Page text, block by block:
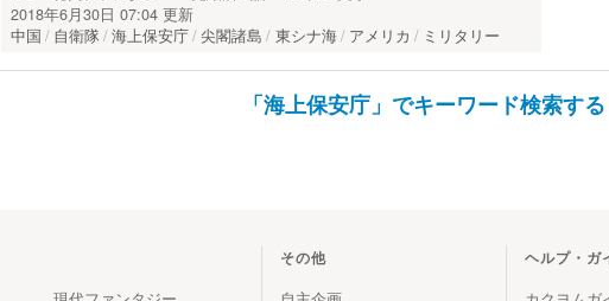
2018年6月30日 07:04 更新
中国
自衛隊 海上保安庁 尖閣諸島 東シナ海 アメリカ ミリタリー
「海上保安庁」でキーワード検索する
その他 ヘルプ・ガ